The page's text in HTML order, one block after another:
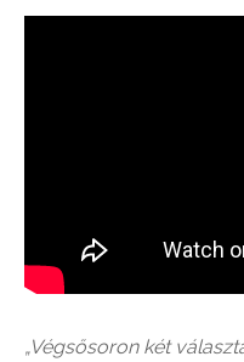
„Végsősoron két